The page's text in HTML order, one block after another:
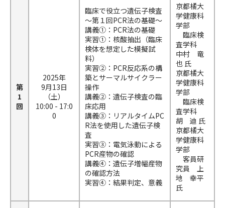
第
1
回
2025年
9月13日
（土）
10:00 - 17:0
0
臨床で役立つ遺伝子検査
～第１回PCR法の基礎～
講義①：PCR法の基礎
実習①：核酸抽出（臨床
検体を想定した模擬試
料）
実習②：PCR反応系の構
築とサーマルサイクラー
操作
講義②：遺伝子検査の臨
床応用
講義③：リアルタイムPC
R法を使用した遺伝子検
査
実習③：電気泳動による
PCR産物の確認
講義④：遺伝子増幅産物
の確認方法
実習④：結果判定、意義
京都橘大
学健康科
学部
臨床検
査学科
中村 竜
也 氏
京都橘大
学健康科
学部
臨床検
査学科
胡 迪 氏
京都橘大
学健康科
学部
客員研
究員 上
地 幸平
氏